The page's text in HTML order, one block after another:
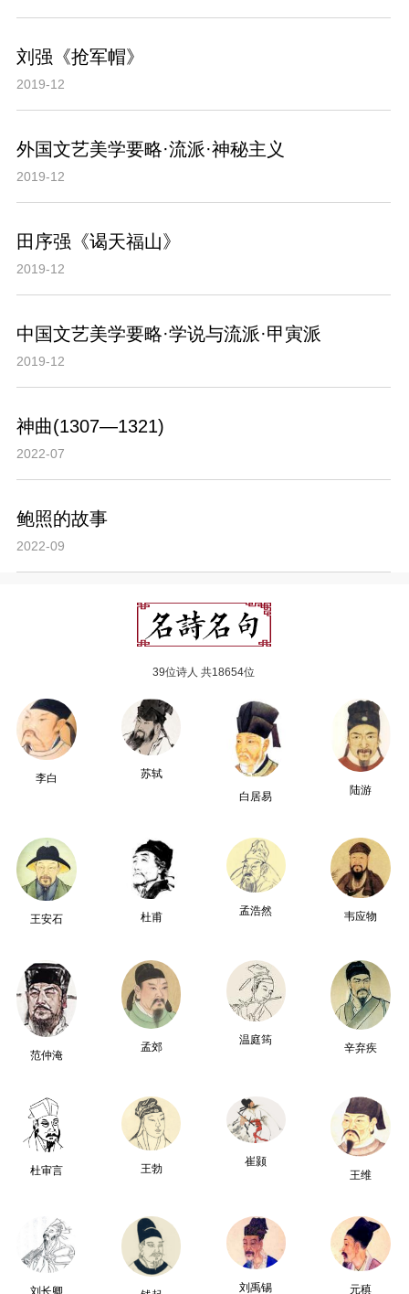
刘强《抢军帽》
2019-12
外国文艺美学要略·流派·神秘主义
2019-12
田序强《谒天福山》
2019-12
中国文艺美学要略·学说与流派·甲寅派
2019-12
神曲(1307—1321)
2022-07
鲍照的故事
2022-09
39位诗人 共18654位
李白
苏轼
白居易
陆游
王安石 杜甫
孟浩然 韦应物
范仲淹
孟郊
温庭筠
辛弃疾
杜审言 王勃
崔颢
王维
刘长卿 刘禹锡 元稹